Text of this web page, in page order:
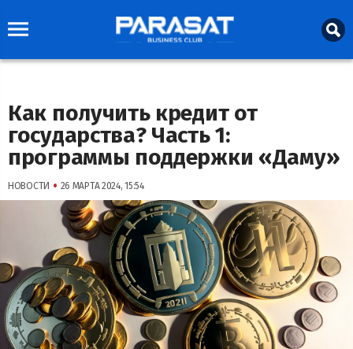
Как получить кредит от
государства? Часть 1:
программы поддержки «Даму»
НОВОСТИ • 26 МАРТА 2024, 15:54